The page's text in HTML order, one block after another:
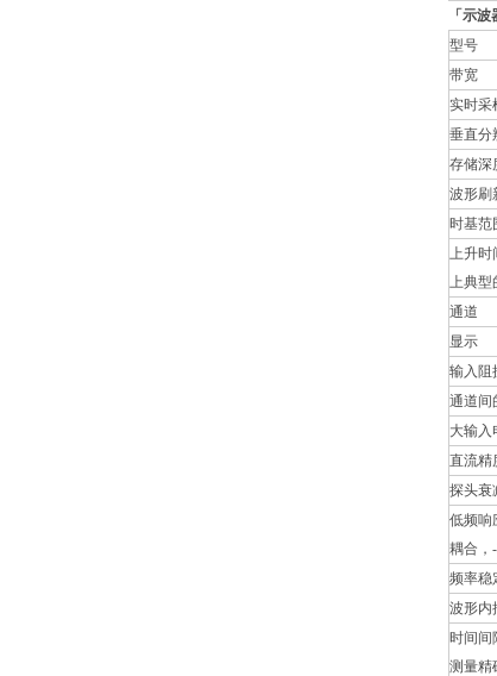
「示
型号
带宽
实时采
垂直分
存储深
波形刷
时基范
上升时
上典型
通道
显示
输入阻
通道间
大输入
直流精
探头衰
低频响
耦合，-
频率稳
波形内
时间间
测量精